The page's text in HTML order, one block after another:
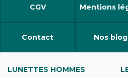
CGV Mentions
Contact Nos
LUNETTES HOMMES